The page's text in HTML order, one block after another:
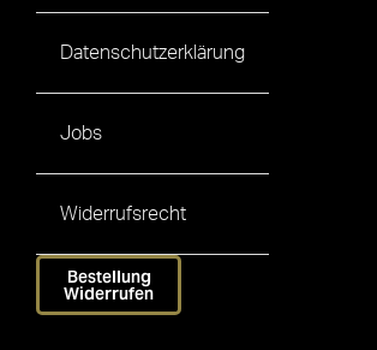
Datenschutzerklärung
Jobs
Widerrufsrecht
Bestellung
Widerrufen